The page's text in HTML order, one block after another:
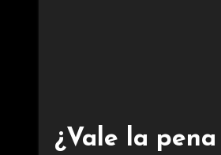
¿Vale la